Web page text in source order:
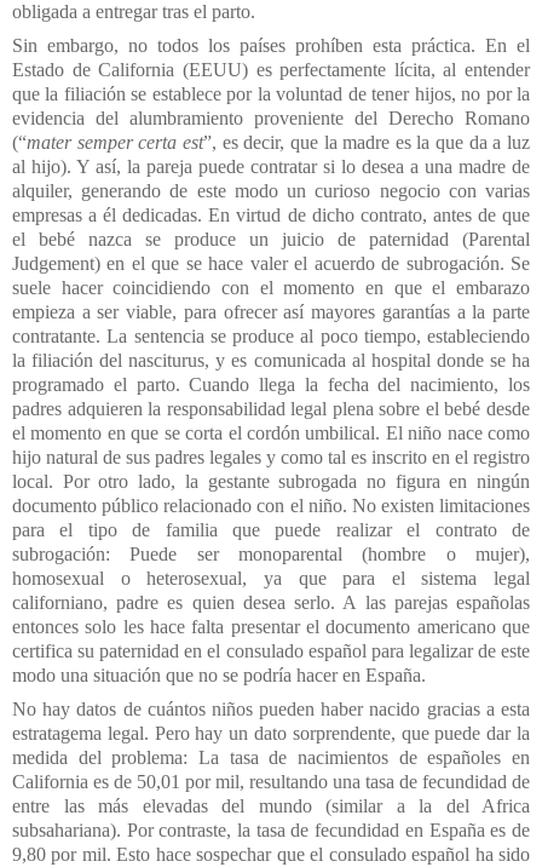
obligada a entregar tras el parto.
Sin embargo, no todos los países prohíben esta práctica. En el
Estado de California (EEUU) es perfectamente lícita, al entender
que la filiación se establece por la voluntad de tener hijos, no por la
evidencia del alumbramiento proveniente del Derecho Romano
(“mater semper certa est”, es decir, que la madre es la que da a luz
al hijo). Y así, la pareja puede contratar si lo desea a una madre de
alquiler, generando de este modo un curioso negocio con varias
empresas a él dedicadas. En virtud de dicho contrato, antes de que
el bebé nazca se produce un juicio de paternidad (Parental
Judgement) en el que se hace valer el acuerdo de subrogación. Se
suele hacer coincidiendo con el momento en que el embarazo
empieza a ser viable, para ofrecer así mayores garantías a la parte
contratante. La sentencia se produce al poco tiempo, estableciendo
la filiación del nasciturus, y es comunicada al hospital donde se ha
programado el parto. Cuando llega la fecha del nacimiento, los
padres adquieren la responsabilidad legal plena sobre el bebé desde
el momento en que se corta el cordón umbilical. El niño nace como
hijo natural de sus padres legales y como tal es inscrito en el registro
local. Por otro lado, la gestante subrogada no figura en ningún
documento público relacionado con el niño. No existen limitaciones
para el tipo de familia que puede realizar el contrato de
subrogación: Puede ser monoparental (hombre o mujer),
homosexual o heterosexual, ya que para el sistema legal
californiano, padre es quien desea serlo. A las parejas españolas
entonces solo les hace falta presentar el documento americano que
certifica su paternidad en el consulado español para legalizar de este
modo una situación que no se podría hacer en España.
No hay datos de cuántos niños pueden haber nacido gracias a esta
estratagema legal. Pero hay un dato sorprendente, que puede dar la
medida del problema: La tasa de nacimientos de españoles en
California es de 50,01 por mil, resultando una tasa de fecundidad de
entre las más elevadas del mundo (similar a la del Africa
subsahariana). Por contraste, la tasa de fecundidad en España es de
9,80 por mil. Esto hace sospechar que el consulado español ha sido